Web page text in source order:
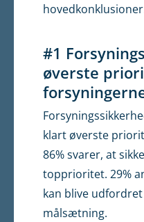
#1
øverste
klart øverste
86% svarer, at
topprioritet. 29%
kan blive
målsætning.